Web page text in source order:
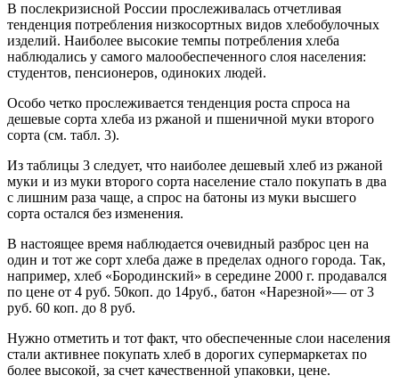
В послекризисной России прослеживалась отчетливая
тенденция потребления низкосортных видов хлебобулочных
изделий. Наиболее высокие темпы потребления хлеба
наблюдались у самого малообеспеченного слоя населения:
студентов, пенсионеров, одиноких людей.
Особо четко прослеживается тенденция роста спроса на
дешевые сорта хлеба из ржаной и пшеничной муки второго
сорта (см. табл. 3).
Из таблицы 3 следует, что наиболее дешевый хлеб из ржаной
муки и из муки второго сорта население стало покупать в два
с лишним раза чаще, а спрос на батоны из муки высшего
сорта остался без изменения.
В настоящее время наблюдается очевидный разброс цен на
один и тот же сорт хлеба даже в пределах одного города. Так,
например, хлеб «Бородинский» в середине 2000 г. продавался
по цене от 4 руб. 50коп. до 14руб., батон «Нарезной»— от 3
руб. 60 коп. до 8 руб.
Нужно отметить и тот факт, что обеспеченные слои населения
стали активнее покупать хлеб в дорогих супермаркетах по
более высокой, за счет качественной упаковки, цене.